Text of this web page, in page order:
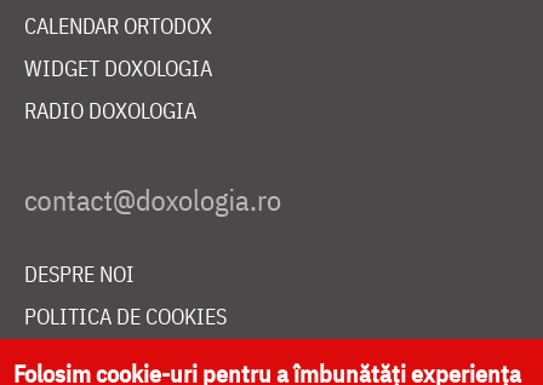
CALENDAR ORTODOX
WIDGET DOXOLOGIA
RADIO DOXOLOGIA
DESPRE NOI
POLITICA DE COOKIES
DONEAZĂ ONLINE PENTRU CATEDRALA NAȚIONALĂ
Folosim cookie-uri pentru a îmbunătăți experiența